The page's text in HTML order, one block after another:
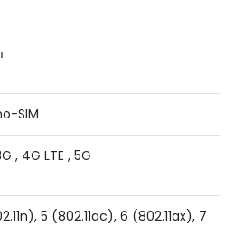
SIM
, 4G LTE , 5G
5 (802.11ac), 6 (802.11ax), 7